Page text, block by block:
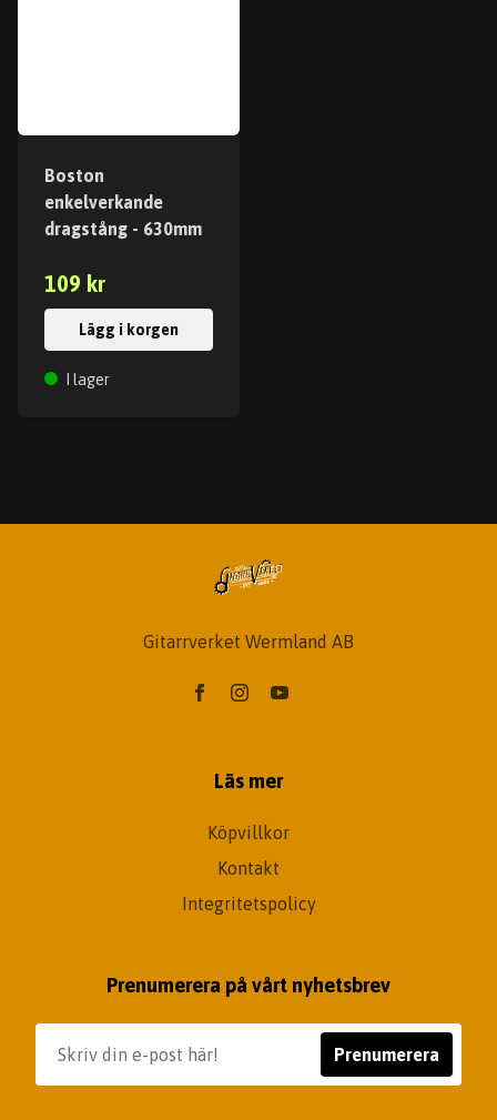
Boston
enkelverkande
dragstång - 630mm
109 kr
Lägg i korgen
I lager
Gitarrverket Wermland AB
Läs mer
Köpvillkor
Kontakt
Integritetspolicy
Prenumerera på vårt nyhetsbrev
Prenumerera